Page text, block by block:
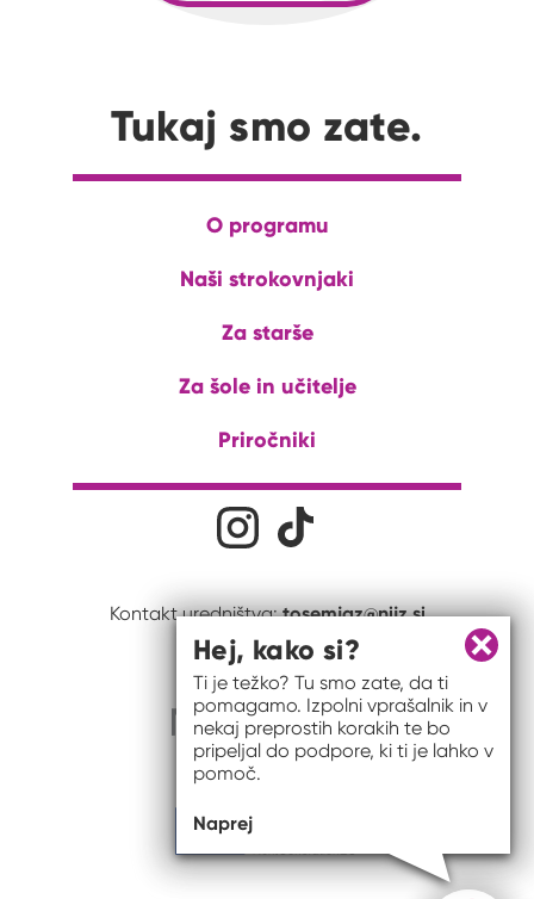
Tukaj smo zate.
O programu
Naši strokovnjaki
Za starše
Za šole in učitelje
Priročniki
Družabna omrežjaNa naš Instagram profil
Kontakt uredništva:tosemjaz@nijz.si
Zapri
Hej, kako si?
Ti je težko? Tu smo zate, da ti
pomagamo. Izpolni vprašalnik in v
nekaj preprostih korakih te bo
pripeljal do podpore, ki ti je lahko v
pomoč.
Naprej